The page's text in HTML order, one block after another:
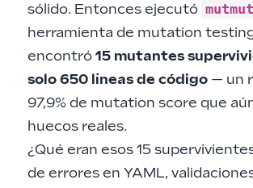
sólido. Entonces ejecutó mutmut
herramienta de mutation
encontró 15 mutantes
solo 650 líneas de código— un
97,9% de mutation score que
huecos reales.
¿Qué eran esos 15
de errores en YAML,